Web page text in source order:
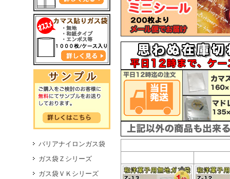
バリアナイロンガス袋
ガス袋Ｚシリーズ
ガス袋ＶＫシリーズ